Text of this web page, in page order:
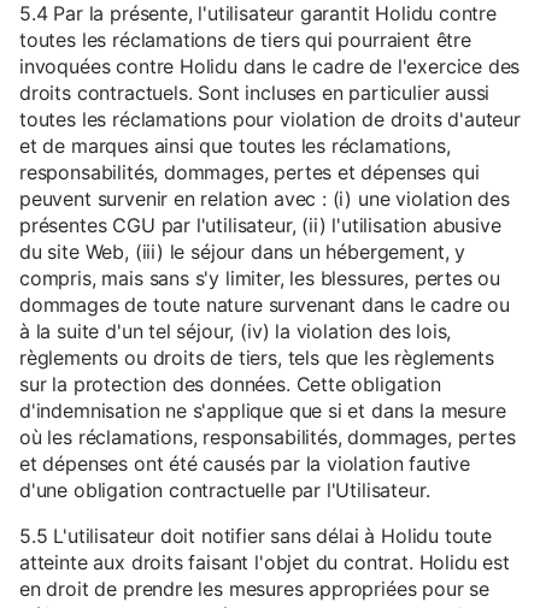
5.4 Par la présente, l'utilisateur garantit Holidu contre
toutes les réclamations de tiers qui pourraient être
invoquées contre Holidu dans le cadre de l'exercice des
droits contractuels. Sont incluses en particulier aussi
toutes les réclamations pour violation de droits d'auteur
et de marques ainsi que toutes les réclamations,
responsabilités, dommages, pertes et dépenses qui
peuvent survenir en relation avec : (i) une violation des
présentes CGU par l'utilisateur, (ii) l'utilisation abusive
du site Web, (iii) le séjour dans un hébergement, y
compris, mais sans s'y limiter, les blessures, pertes ou
dommages de toute nature survenant dans le cadre ou
à la suite d'un tel séjour, (iv) la violation des lois,
règlements ou droits de tiers, tels que les règlements
sur la protection des données. Cette obligation
d'indemnisation ne s'applique que si et dans la mesure
où les réclamations, responsabilités, dommages, pertes
et dépenses ont été causés par la violation fautive
d'une obligation contractuelle par l'Utilisateur.
5.5 L'utilisateur doit notifier sans délai à Holidu toute
atteinte aux droits faisant l'objet du contrat. Holidu est
en droit de prendre les mesures appropriées pour se